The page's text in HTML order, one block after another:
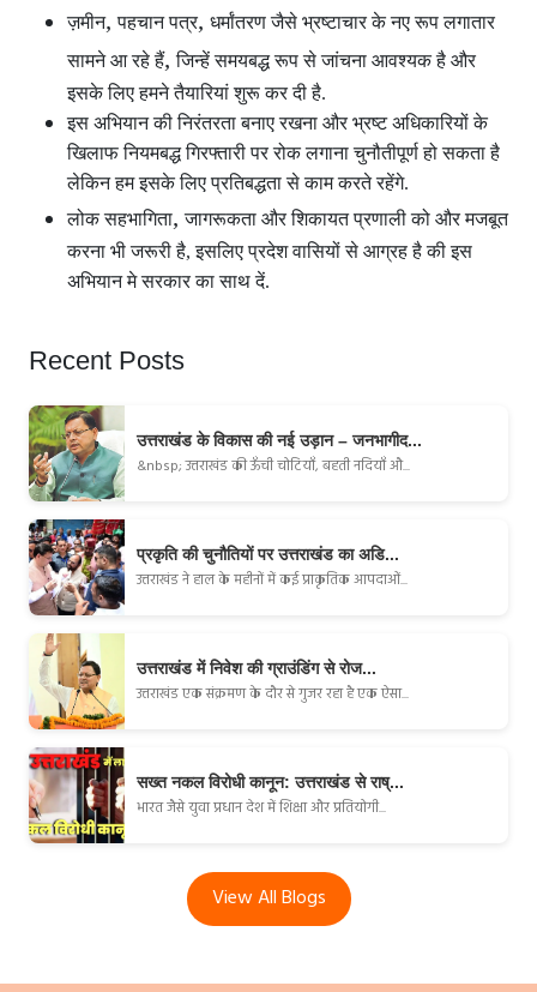
ज़मीन,पहचान पत्र, धर्मांतरण जैसे भ्रष्टाचार के नए रूप लगातार
सामने आ रहे हैं,जिन्हें समयबद्ध रूप से जांचना आवश्यक है और
इसके लिए हमने तैयारियां शुरू कर दी है.
इस अभियान की निरंतरता बनाए रखना और भ्रष्ट अधिकारियों के
खिलाफ नियमबद्ध गिरफ्तारी पर रोक लगाना चुनौतीपूर्ण हो सकता है
लेकिन हम इसके लिए प्रतिबद्धता से काम करते रहेंगे.
लोक सहभागिता,जागरूकता और शिकायत प्रणाली को और मजबूत
करना भी जरूरी है, इसलिए प्रदेश वासियों से आग्रह है की इस
अभियान मे सरकार का साथ दें.
Recent Posts
उत्तराखंड के विकास की नई उड़ान – जनभागीद...
&nbsp; उत्तराखंड की ऊँची चोटियाँ, बहती नदियाँ औ...
प्रकृति की चुनौतियों पर उत्तराखंड का अडि...
उत्तराखंड ने हाल के महीनों में कई प्राकृतिक आपदाओं...
उत्तराखंड में निवेश की ग्राउंडिंग से रोज...
उत्तराखंड एक संक्रमण के दौर से गुजर रहा है एक ऐसा...
सख्त नकल विरोधी कानून: उत्तराखंड से राष्...
भारत जैसे युवा प्रधान देश में शिक्षा और प्रतियोगी...
View All Blogs